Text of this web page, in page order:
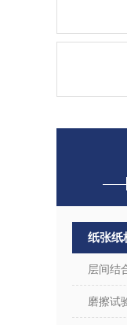
纸张纸
层间结
磨擦试